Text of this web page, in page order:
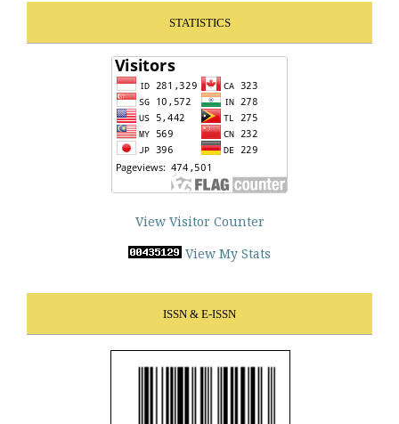
STATISTICS
View Visitor Counter
View My Stats
ISSN & E-ISSN